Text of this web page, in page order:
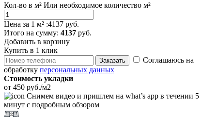
Кол-во в м² Или необходимое количество м²
Цена за 1 м² :4137 руб.
Итого на сумму: 4137 руб.
Добавить в корзину
Купить в 1 клик
Заказать
Соглашаюсь на
обработку персональных данных
Стоимость укладки
от 450 руб./м2
Снимем видео и пришлем на what’s app в течении 5
минут с подробным обзором